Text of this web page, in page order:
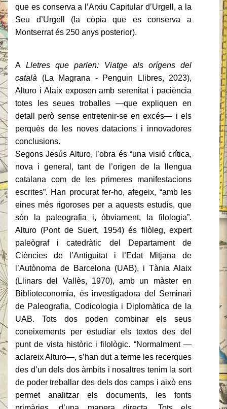
que es conserva a l’Arxiu Capitular d’Urgell, a la
Seu d’Urgell (la còpia que es conserva a
Montserrat és 250 anys posterior).
ALletres que parlen: Viatge als orígens del
català (La Magrana - Penguin Llibres, 2023),
Alturo i Alaix exposen amb serenitat i paciència
totes les seues troballes —que expliquen en
detall però sense entretenir-se en excés— i els
perquès de les noves datacions i innovadores
conclusions.
Segons Jesús Alturo, l’obra és “una visió crítica,
nova i general, tant de l’origen de la llengua
catalana com de les primeres manifestacions
escrites”. Han procurat fer-ho, afegeix, “amb les
eines més rigoroses per a aquests estudis, que
són la paleografia i, òbviament, la filologia”.
Alturo (Pont de Suert, 1954) és filòleg, expert
paleògraf i catedràtic del Departament de
Ciències de l’Antiguitat i l’Edat Mitjana de
l’Autònoma de Barcelona (UAB), i Tània Alaix
(Llinars del Vallès, 1970), amb un màster en
Biblioteconomia, és investigadora del Seminari
de Paleografia, Codicologia i Diplomàtica de la
UAB. Tots dos poden combinar els seus
coneixements per estudiar els textos des del
punt de vista històric i filològic. “Normalment —
aclareix Alturo—, s’han dut a terme les recerques
des d’un dels dos àmbits i nosaltres tenim la sort
de poder treballar des dels dos camps i això ens
permet analitzar els documents, les fonts